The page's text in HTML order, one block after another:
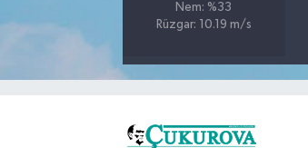
Nem: %33
Rüzgar: 10.19 m/s